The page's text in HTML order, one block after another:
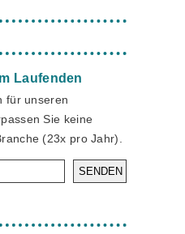
Laufenden
für unseren
Sie keine
(23x pro Jahr).
SENDEN